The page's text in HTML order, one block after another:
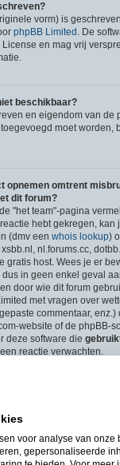
vorm) is
phpBB Limited . De
en mag vrij
beschikbaar?
en eigendom van de
moet worden,
opnemen omtrent
dit forum?
"het team"-pagina
hebt gekregen, kan
(dmv een whois lookup)
nl.forums.cc,
gratis host. Wees je er
dus in geen enkel geval
door wie dit forum
met vragen over
commentaar, enz.)
website of de phpBB-
deze software die
reactie verwachten.
kunnen gebruik
ingeschakeld door de
ook gebruik maken
voor analyse van onze
gepersonaliseerde